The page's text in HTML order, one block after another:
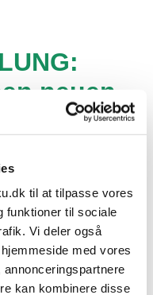
til at tilpasse vores
funktioner til sociale
Vi deler også
med vores
kan kombinere disse
neuen
auf Südseeland in
in das Unternehmen
neben dem bisherigen
wird außerdem
in International